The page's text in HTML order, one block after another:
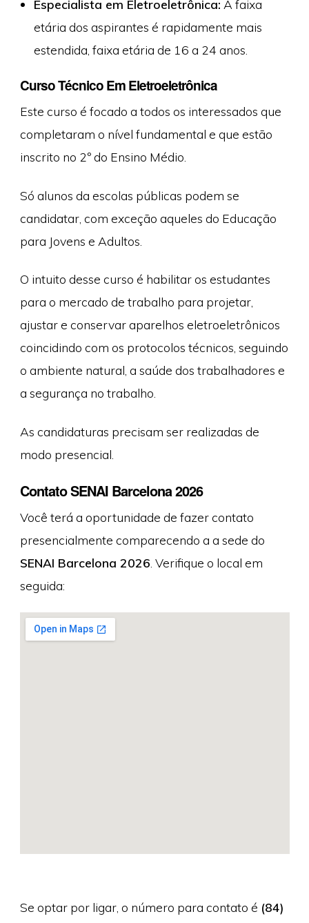
Especialista em Eletroeletrônica: A faixa
etária dos aspirantes é rapidamente mais
estendida, faixa etária de 16 a 24 anos.
Curso Técnico Em Eletroeletrônica
Este curso é focado a todos os interessados que
completaram o nível fundamental e que estão
inscrito no 2º do Ensino Médio.
Só alunos da escolas públicas podem se
candidatar, com exceção aqueles do Educação
para Jovens e Adultos.
O intuito desse curso é habilitar os estudantes
para o mercado de trabalho para projetar,
ajustar e conservar aparelhos eletroeletrônicos
coincidindo com os protocolos técnicos, seguindo
o ambiente natural, a saúde dos trabalhadores e
a segurança no trabalho.
As candidaturas precisam ser realizadas de
modo presencial.
Contato SENAI Barcelona 2026
Você terá a oportunidade de fazer contato
presencialmente comparecendo a a sede do
SENAI Barcelona 2026 . Verifique o local em
seguida:
Se optar por ligar, o número para contato é (84)